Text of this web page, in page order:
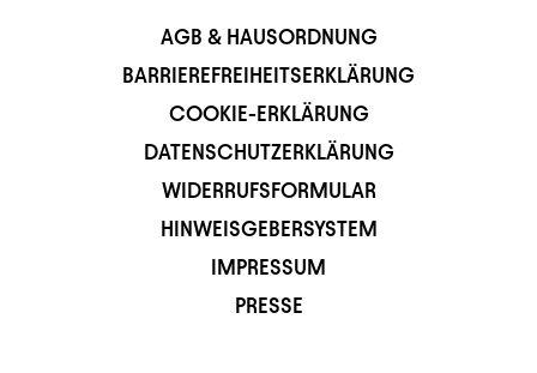
AGB & HAUSORDNUNG
BARRIEREFREIHEITSERKLÄRUNG
COOKIE-ERKLÄRUNG
DATENSCHUTZERKLÄRUNG
WIDERRUFSFORMULAR
HINWEISGEBERSYSTEM
IMPRESSUM
PRESSE